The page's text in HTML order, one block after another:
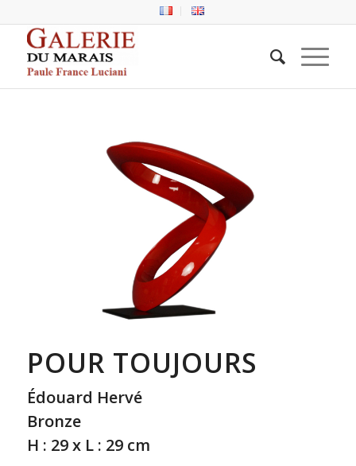
POUR TOUJOURS
Édouard Hervé
Bronze
H : 29 x L : 29 cm